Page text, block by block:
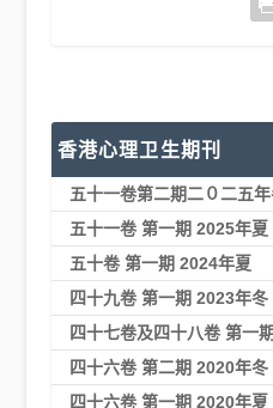
香港心理卫生期刊
五十一卷第二期二０二五
五十一卷 第一期 2025年夏
五十卷 第一期 2024年夏
四十九卷 第一期 2023年冬
四十七卷及四十八卷 第一
四十六卷 第二期 2020年冬
四十六卷 第一期 2020年夏